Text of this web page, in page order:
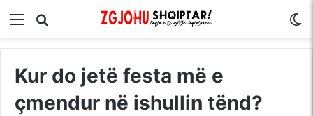
Menu
Kur do jetë festa më e
çmendur në ishullin tënd?